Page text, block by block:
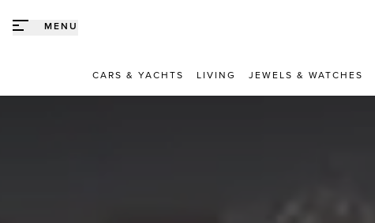
MENU
CARS & YACHTS LIVING JEWELS & WATCHES